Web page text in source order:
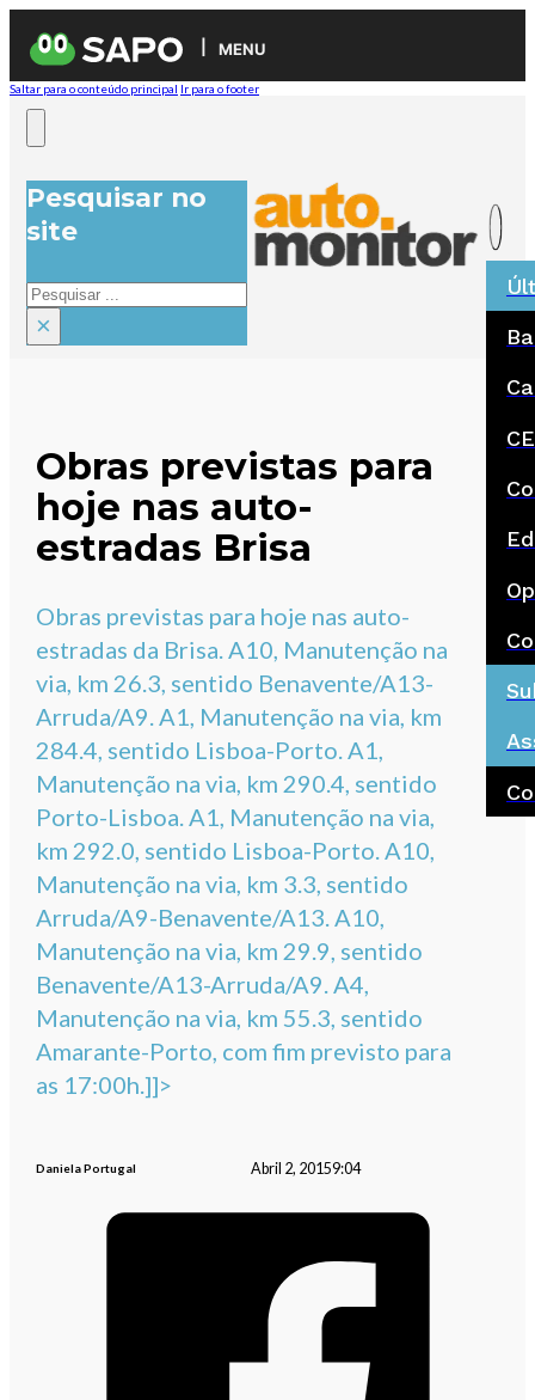
MENU
Saltar para o conteúdo principal Ir para o footer
Pesquisar no
site
Pesquisar
×
Obras previstas para
hoje nas auto-
estradas Brisa
Obras previstas para hoje nas auto-
estradas da Brisa. A10, Manutenção na
via, km 26.3, sentido Benavente/A13-
Arruda/A9. A1, Manutenção na via, km
284.4, sentido Lisboa-Porto. A1,
Manutenção na via, km 290.4, sentido
Porto-Lisboa. A1, Manutenção na via,
km 292.0, sentido Lisboa-Porto. A10,
Manutenção na via, km 3.3, sentido
Arruda/A9-Benavente/A13. A10,
Manutenção na via, km 29.9, sentido
Benavente/A13-Arruda/A9. A4,
Manutenção na via, km 55.3, sentido
Amarante-Porto, com fim previsto para
as 17:00h.]]>
Daniela Portugal Abril 2, 20159:04